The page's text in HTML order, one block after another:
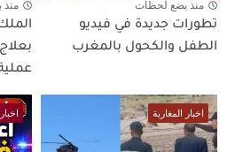
منذ بضع لحظات
تطورات جديدة في فيديو
الطفل والكحول بالمغرب
اخبار المغاربة